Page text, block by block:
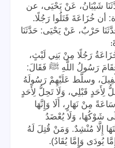
شَيْبَانُ، عَنْ يَحْيَى، عن
أن خُزَاعَةَ قَتَلُوا رَجُلًا.
حَرْبٌ، عَنْ يَحْيَى: حَدَّثَنَا
:
رَجُلًا مِنْ بَنِي لَيْثٍ،
فَقَامَ رَسُولُ اللَّهِ ﷺ فَقَالَ:
وسلَّط عَلَيْهِمْ رَسُولَهُ
لِأَحَدٍ قَبْلِي، وَلَا تَحِلُّ لِأَحَدٍ
مِنْ نَهَارٍ، أَلَا وَإِنَّهَا
شَوْكُهَا، وَلَا يُعْضَدُ
إِلَّا مُنْشِدٌ. وَمَنْ قُتِلَ لَهُ
يُودَى وَإِمَّا يُقَادُ).